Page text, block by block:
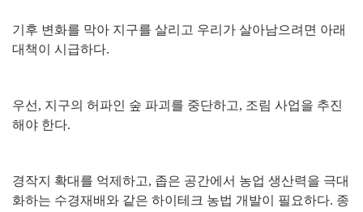
기후 변화를 막아 지구를 살리고 우리가 살아남으려면 아래
대책이 시급하다.
우선 , 지구의 허파인 숲 파괴를 중단하고, 조림 사업을 추진
해야 한다.
경작지 확대를 억제하고, 좁은 공간에서 농업 생산력을 극대
화하는 수경재배와 같은 하이테크 농법 개발이 필요하다. 종